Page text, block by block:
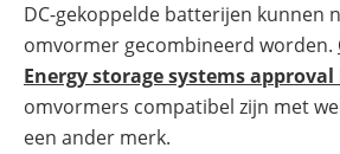
DC-gekoppelde batterijen kunnen
omvormer gecombineerd worden.
Energy storage systems
omvormers compatibel zijn met
een ander merk.